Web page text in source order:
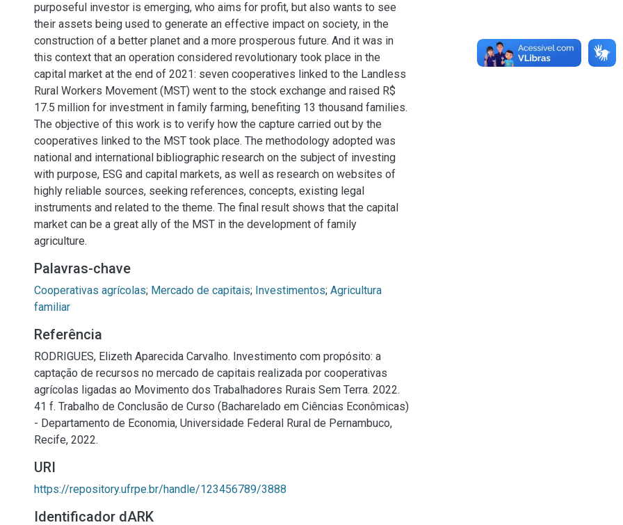
purposeful investor is emerging, who aims for profit, but also wants to see
their assets being used to generate an effective impact on society, in the
construction of a better planet and a more prosperous future. And it was in
this context that an operation considered revolutionary took place in the
capital market at the end of 2021: seven cooperatives linked to the Landless
Rural Workers Movement (MST) went to the stock exchange and raised R$
17.5 million for investment in family farming, benefiting 13 thousand families.
The objective of this work is to verify how the capture carried out by the
cooperatives linked to the MST took place. The methodology adopted was
national and international bibliographic research on the subject of investing
with purpose, ESG and capital markets, as well as research on websites of
highly reliable sources, seeking references, concepts, existing legal
instruments and related to the theme. The final result shows that the capital
market can be a great ally of the MST in the development of family
agriculture.
Palavras-chave
Cooperativas agrícolas; Mercado de capitais; Investimentos; Agricultura
familiar
Referência
RODRIGUES, Elizeth Aparecida Carvalho. Investimento com propósito: a
captação de recursos no mercado de capitais realizada por cooperativas
agrícolas ligadas ao Movimento dos Trabalhadores Rurais Sem Terra. 2022.
41 f. Trabalho de Conclusão de Curso (Bacharelado em Ciências Econômicas)
- Departamento de Economia, Universidade Federal Rural de Pernambuco,
Recife, 2022.
URI
https://repository.ufrpe.br/handle/123456789/3888
Identificador dARK